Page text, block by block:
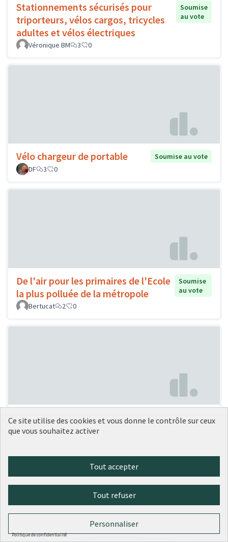
Stationnements sécurisés pour
triporteurs, vélos cargos, tricycles
adultes et vélos électriques
Soumise
au vote
Véronique BM 3 0
Vélo chargeur de portable
Soumise au vote
DF
3 0
De l'air pour les primaires de l'Ecole
la plus polluée de la métropole
Soumise
au vote
Bertucat
2 0
Végétaliser la dalle Artaud
Soumise au vote
Anouk Céline Julie FLAMANT
Ce site utilise des cookies et vous donne le contrôle sur ceux
que vous souhaitez activer
Tout accepter
Tout refuser
Personnaliser
Politique de confidentialité